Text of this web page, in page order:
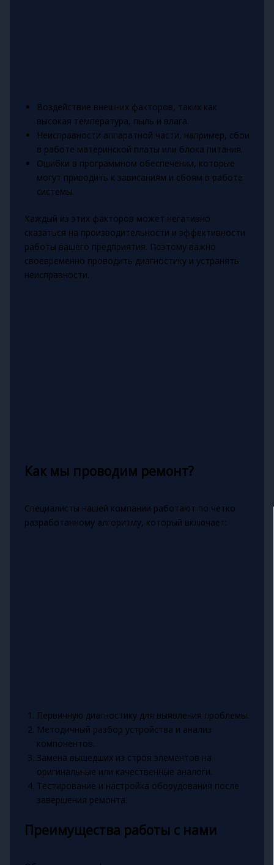
Воздействие внешних факторов, таких как
высокая температура, пыль и влага.
Неисправности аппаратной части, например, сбои
в работе материнской платы или блока питания.
Ошибки в программном обеспечении, которые
могут приводить к зависаниям и сбоям в работе
системы.
Каждый из этих факторов может негативно
сказаться на производительности и эффективности
работы вашего предприятия. Поэтому важно
своевременно проводить диагностику и устранять
неисправности.
Как мы проводим ремонт?
Специалисты нашей компании работают по четко
разработанному алгоритму, который включает:
Первичную диагностику для выявления проблемы.
Методичный разбор устройства и анализ
компонентов.
Замена вышедших из строя элементов на
оригинальные или качественные аналоги.
Тестирование и настройка оборудования после
завершения ремонта.
Преимущества работы с нами